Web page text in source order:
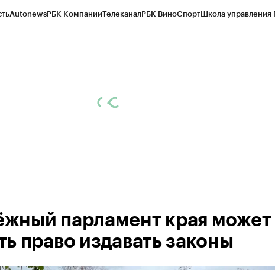
AutonewsРБК КомпанииТелеканалРБК ВиноСпортШкола управления
парламент края может
право издавать законы